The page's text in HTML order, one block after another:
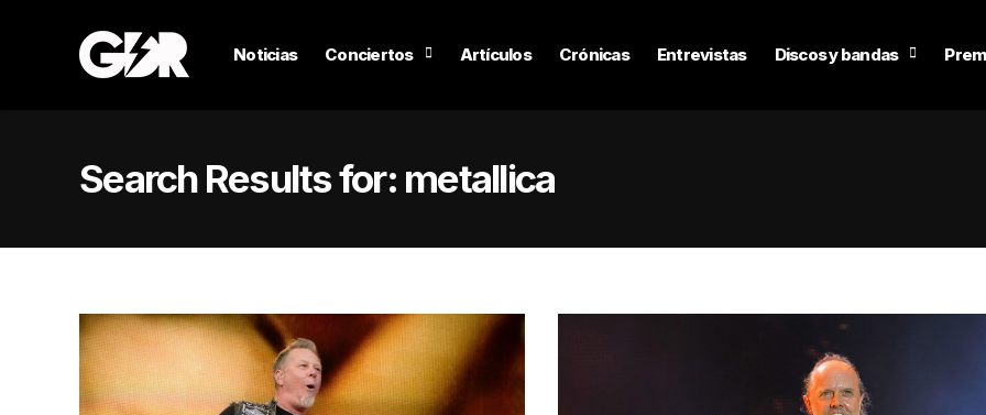
Noticias Conciertos Artículos Crónicas Entrevistas Discos y bandas
Search Results for: metallica